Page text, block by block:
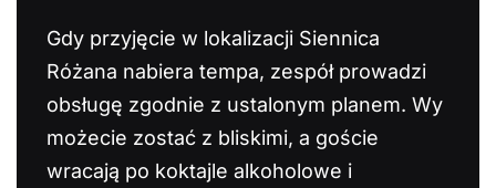
Gdy przyjęcie w lokalizacji Siennica
Różana nabiera tempa, zespół prowadzi
obsługę zgodnie z ustalonym planem. Wy
możecie zostać z bliskimi, a goście
wracają po koktajle alkoholowe i